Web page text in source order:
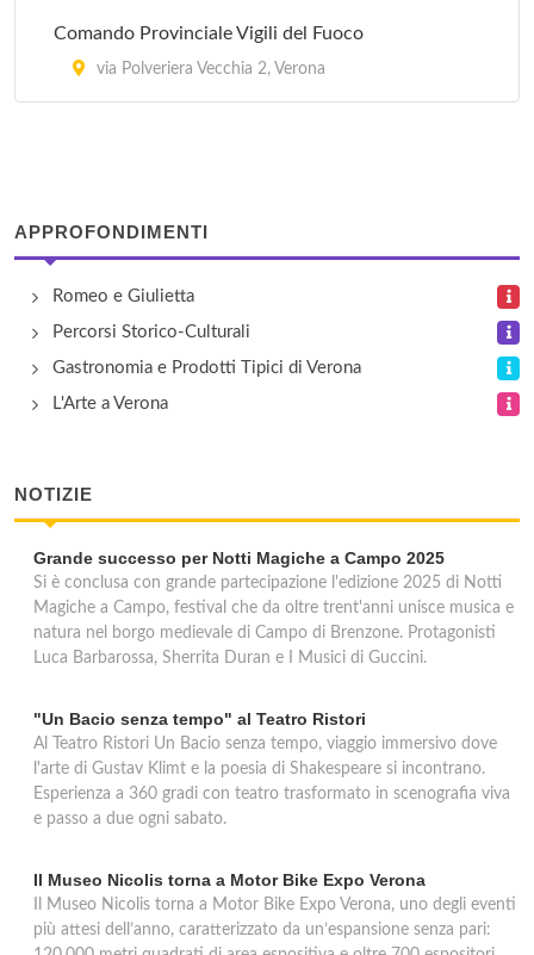
Ufficio Postale - via Del Pontiere
via Del Pontiere 3/E, Verona
Ufficio Postale - via Dino Degani
via Dino Degani 1, Verona
Comando Provinciale Vigili del Fuoco
via Polveriera Vecchia 2, Verona
APPROFONDIMENTI
Romeo e Giulietta
Percorsi Storico-Culturali
Gastronomia e Prodotti Tipici di Verona
L'Arte a Verona
NOTIZIE
Grande successo per Notti Magiche a Campo 2025
Si è conclusa con grande partecipazione l'edizione 2025 di Notti
Magiche a Campo, festival che da oltre trent'anni unisce musica e
natura nel borgo medievale di Campo di Brenzone. Protagonisti
Luca Barbarossa, Sherrita Duran e I Musici di Guccini.
"Un Bacio senza tempo" al Teatro Ristori
Al Teatro Ristori Un Bacio senza tempo, viaggio immersivo dove
l'arte di Gustav Klimt e la poesia di Shakespeare si incontrano.
Esperienza a 360 gradi con teatro trasformato in scenografia viva
e passo a due ogni sabato.
Il Museo Nicolis torna a Motor Bike Expo Verona
Il Museo Nicolis torna a Motor Bike Expo Verona, uno degli eventi
più attesi dell’anno, caratterizzato da un’espansione senza pari: